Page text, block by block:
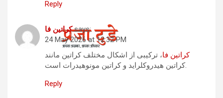
Reply
کراتین فا says:
24 May 2026 at 12:32 PM
کراتین فا، ترکیبی از اشکال مختلف کراتین مانند
کراتین هیدروکلراید و کراتین مونوهیدرات است.
Reply